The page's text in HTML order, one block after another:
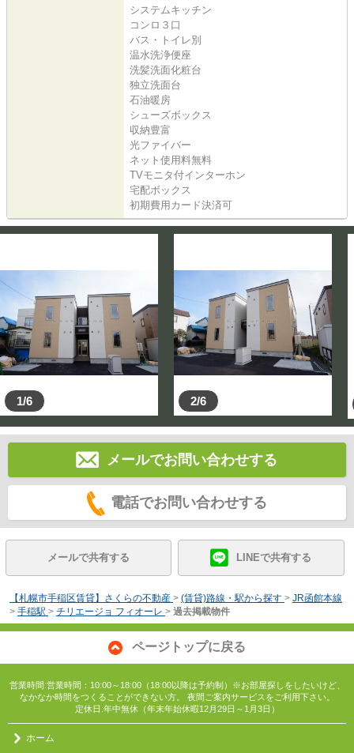
システムキッチン
コンロ３口
バス・トイレ別
温水洗浄便座
洗髪洗面化粧台
独立洗面台
石油暖房
シューズボックス
収納豊富
光ファイバー
ネット使用料無料
TVモニタ付インターホン
宅配ボックス
初期費用カード決済可
1/6 2/6
メールでお問い合わせする
電話でお問い合わせする
メールで共有する LINEで共有する
【札幌市手稲区賃貸】さくらの不動産 > (賃貸)路線・駅から探す > JR函館本線
> 手稲駅 > チリエージョ フィオーレ > 過去掲載物件
ページトップに戻る
営業時間:営業時間：10:00～18:00（18:00以降は予約制）※お部屋探しをしたいけど、
なかなか時間をつくることができない方。 夜間ご案内サービスをご利用下さい。
定休日:年中無休（年末年始休暇12月29日～1月3日）
ホーム